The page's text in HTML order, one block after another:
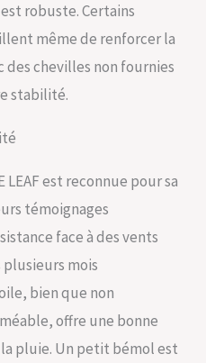
pour une installation
rapide à domicile
robuste. Certains
même de renforcer la
des chevilles non fournies
stabilité.
LEAF est reconnue pour sa
témoignages
face à des vents
mois
bien que non
offre une bonne
pluie. Un petit bémol est